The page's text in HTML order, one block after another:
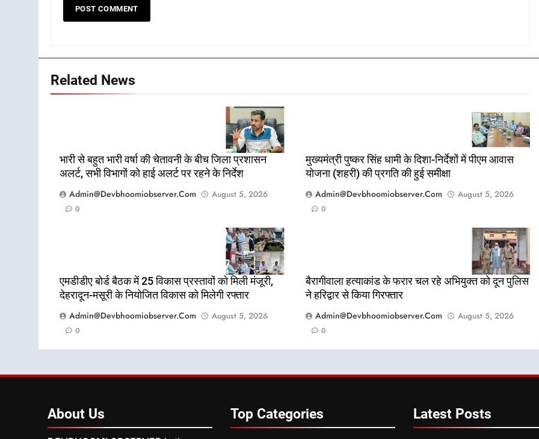
Related News
भारी से बहुत भारी वर्षा की चेतावनी के बीच जिला प्रशासन
अलर्ट, सभी विभागों को हाई अलर्ट पर रहने के निर्देश
Admin@devbhoomiobserver.com
August 5, 2026
0
मुख्यमंत्री पुष्कर सिंह धामी के दिशा-निर्देशों में पीएम आवास
योजना (शहरी) की प्रगति की हुई समीक्षा
Admin@devbhoomiobserver.com
August 5, 2026
0
एमडीडीए बोर्ड बैठक में 25 विकास प्रस्तावों को मिली मंजूरी,
देहरादून-मसूरी के नियोजित विकास को मिलेगी रफ्तार
Admin@devbhoomiobserver.com
August 5, 2026
0
बैरागीवाला हत्याकांड के फरार चल रहे अभियुक्त को दून पुलिस
ने हरिद्वार से किया गिरफ्तार
Admin@devbhoomiobserver.com
August 5, 2026
0
About Us Top Categories Latest Posts